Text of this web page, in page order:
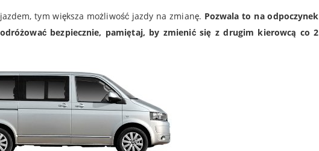
tym większa możliwość jazdy na zmianę. Pozwala to na odpoczynek
bezpiecznie, pamiętaj, by zmienić się z drugim kierowcą co 2